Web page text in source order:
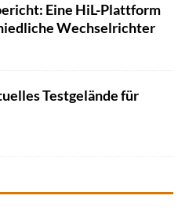
Eine HiL-Plattform
Wechselrichter
Testgelände für